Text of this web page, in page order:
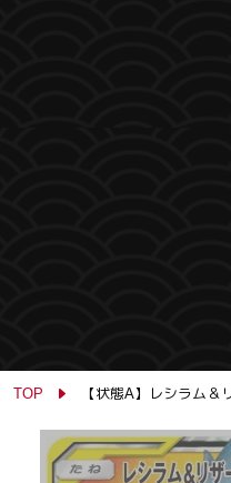
TOP 【状態A】レシラム＆